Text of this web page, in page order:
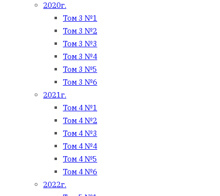
2020г.
Том 3 №1
Том 3 №2
Том 3 №3
Том 3 №4
Том 3 №5
Том 3 №6
2021г.
Том 4 №1
Том 4 №2
Том 4 №3
Том 4 №4
Том 4 №5
Том 4 №6
2022г.